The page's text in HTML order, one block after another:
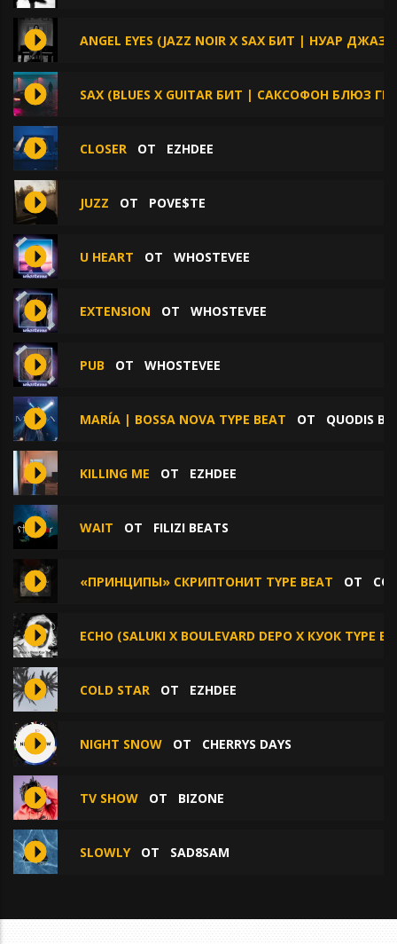
ANGEL EYES (JAZZ NOIR X SAX БИТ | НУАР
SAX (BLUES X GUITAR БИТ | САКСОФОН БЛЮЗ
CLOSER ОТ EZHDEE
JUZZ ОТ POVE$TE
U HEART ОТ WHOSTEVEE
EXTENSION ОТ WHOSTEVEE
PUB ОТ WHOSTEVEE
MARÍA | BOSSA NOVA TYPE BEAT ОТ QUODIS
KILLING ME ОТ EZHDEE
WAIT ОТ FILIZI BEATS
«ПРИНЦИПЫ» СКРИПТОНИТ TYPE BEAT ОТ
ECHO (SALUKI X BOULEVARD DEPO X КУОК TYPE
COLD STAR ОТ EZHDEE
NIGHT SNOW ОТ CHERRYS DAYS
TV SHOW ОТ BIZONE
SLOWLYОТ SAD8SAM